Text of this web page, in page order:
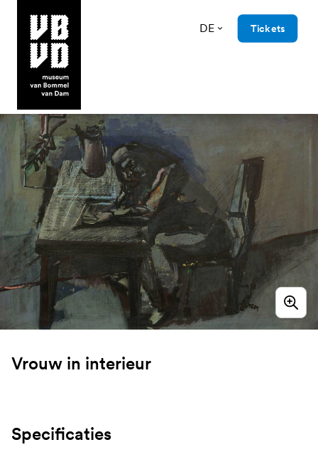
museum van Bommel van Dam
DE Tickets
Vrouw in interieur
Specificaties